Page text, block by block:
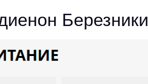
Березники